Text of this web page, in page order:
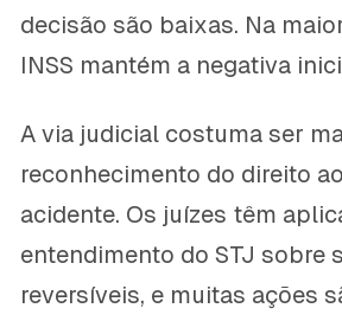
decisão são baixas. Na
INSS mantém a negativa
A via judicial costuma ser
reconhecimento do direito
acidente. Os juízes têm
entendimento do STJ sobre
reversíveis, e muitas ações